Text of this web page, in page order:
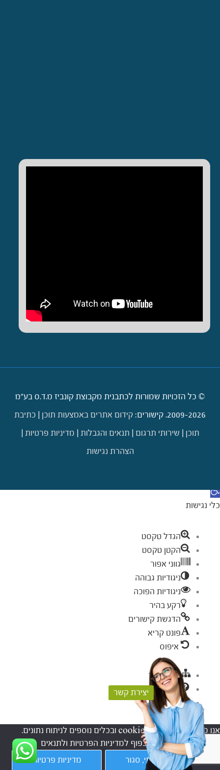
© כל הזכויות שמורות לכתבנית מקבוצת קונביז מ.ד.ס בע"מ
2009-2026. קישורים:
קידום אתרים באמצעות תוכן
כתיבת
תוכן
שירותי תרגום תנאים והגבלות מדיניות פרטיות
הצהרת נגישות
יצירת קשר
פתח סרגל נגישות
כלי נגישות
הגדל טקסט
הקטן טקסט
גווני אפור
ניגודיות גבוהה
ניגודיות הפוכה
רקע בהיר
הדגשת קישורים
פונט קריא
איפוס
מפת אתר
עזרה
פידבק
אנו משתמשים בקבצי cookies ובכלים נוספים לניתוח נתונים.
המשך השימוש באתר, כפוף למדיניות הפרטיות ולתנאים
וההגבלות.
הבנתי, סגור מדיניות פרטיות